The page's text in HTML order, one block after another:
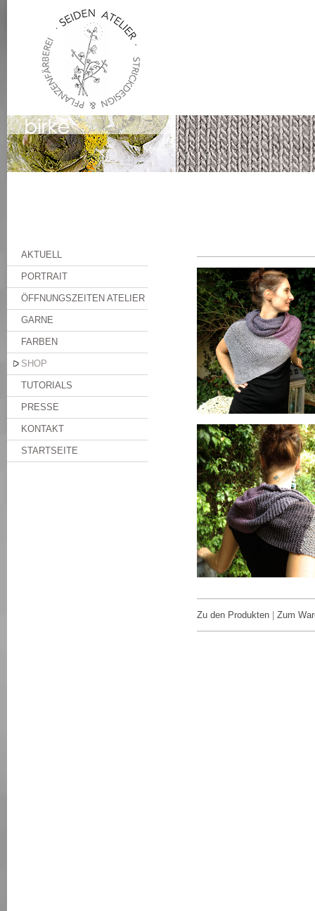
AKTUELL
PORTRAIT
ÖFFNUNGSZEITEN ATELIER
GARNE
FARBEN
SHOP
TUTORIALS
PRESSE
KONTAKT
STARTSEITE
Zu den Produkten Zum